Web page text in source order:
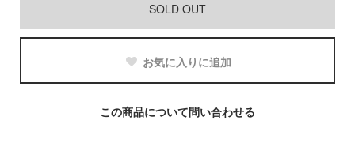
SOLD OUT
お気に入りに追加
この商品について問い合わせる